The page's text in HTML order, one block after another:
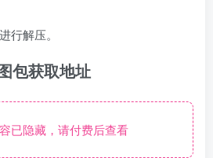
行解压。
包获取地址
已隐藏，请付费后查看